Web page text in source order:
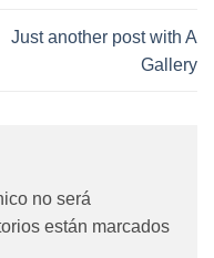
Just another post with A
Gallery
no será
están marcados